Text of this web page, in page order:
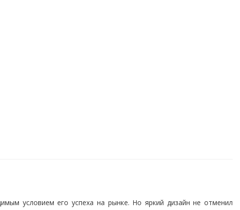
условием его успеха на рынке. Но яркий дизайн не отменил